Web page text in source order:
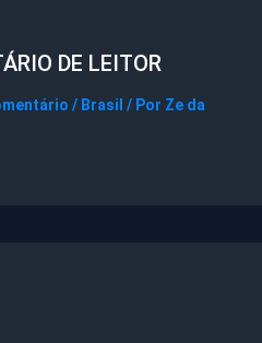
DE LEITOR
/ Brasil / Por Ze da